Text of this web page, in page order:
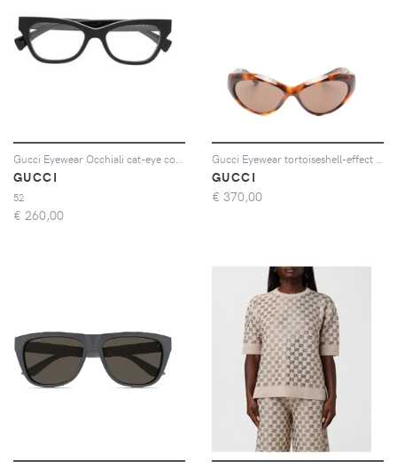
GUCCI
52
€ 260,00
GUCCI
€ 370,00